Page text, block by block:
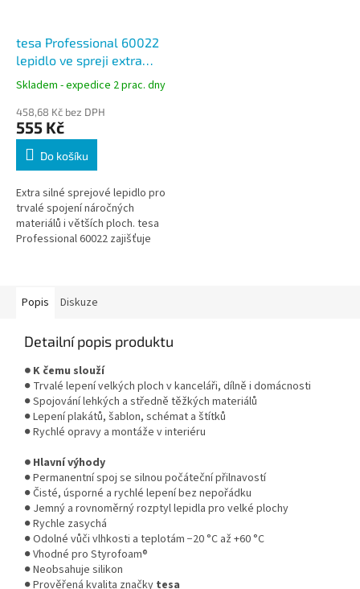
tesa Professional 60022
lepidlo ve spreji extra
silné 500 ml permanentní
Skladem - expedice 2 prac. dny
458,68 Kč bez DPH
555 Kč
Do košíku
Extra silné sprejové lepidlo pro
trvalé spojení náročných
materiálů i větších ploch. tesa
Professional 60022 zajišťuje
Popis Diskuze
Detailní popis produktu
● K čemu slouží
● Trvalé lepení velkých ploch v kanceláři, dílně i domácnosti
● Spojování lehkých a středně těžkých materiálů
● Lepení plakátů, šablon, schémat a štítků
● Rychlé opravy a montáže v interiéru
● Hlavní výhody
● Permanentní spoj se silnou počáteční přilnavostí
● Čisté, úsporné a rychlé lepení bez nepořádku
● Jemný a rovnoměrný rozptyl lepidla pro velké plochy
● Rychle zasychá
● Odolné vůči vlhkosti a teplotám −20 °C až +60 °C
● Vhodné pro Styrofoam®
● Neobsahuje silikon
● Prověřená kvalita značky tesa